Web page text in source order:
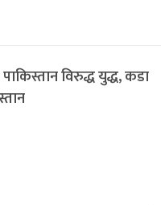
विरुद्ध युद्ध, कडा